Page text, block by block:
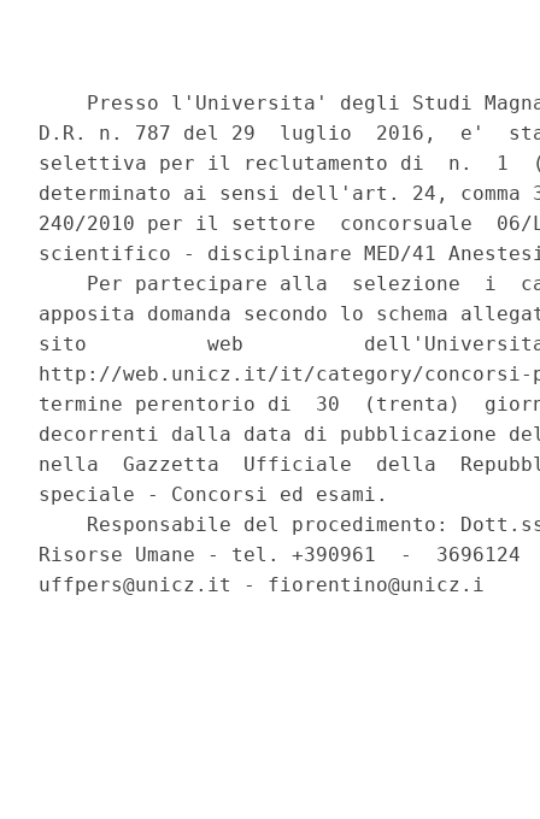
Presso l'Universita' degli Studi
D.R. n. 787 del 29  luglio  2016,  e'
selettiva per il reclutamento di  n.  1
determinato ai sensi dell'art. 24,
240/2010 per il settore  concorsuale
scientifico - disciplinare MED/41
Per partecipare alla  selezione  i
apposita domanda secondo lo schema
sito          web
http://web.unicz.it/it/category/concorsi-
termine perentorio di  30  (trenta)
decorrenti dalla data di pubblicazione
nella  Gazzetta  Ufficiale  della
speciale - Concorsi ed esami.
Responsabile del procedimento:
Risorse Umane - tel. +390961  -
uffpers@unicz.it - fiorentino@unicz.i